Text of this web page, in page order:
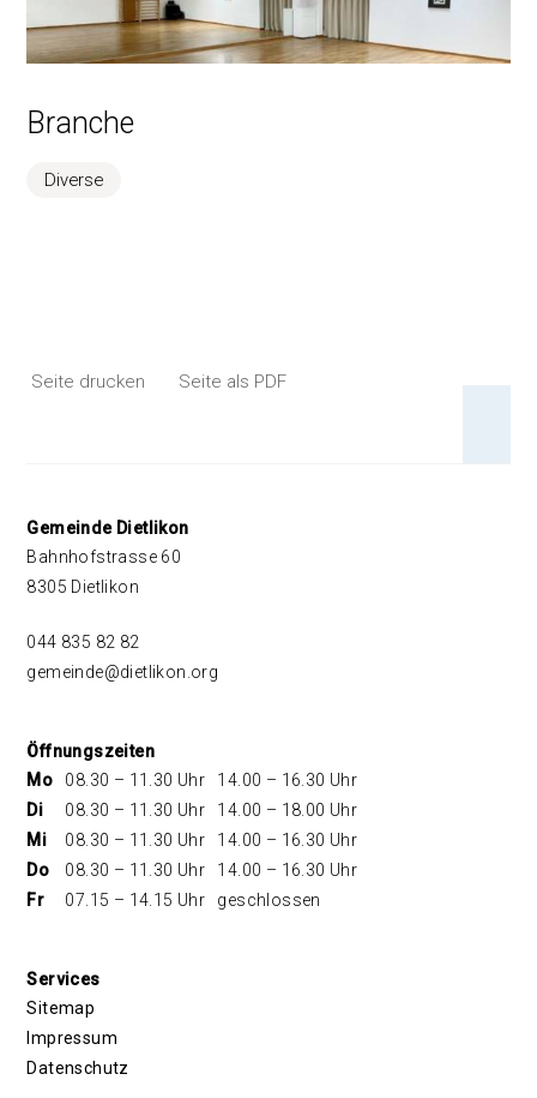
Branche
Diverse
Seite drucken Seite als PDF
Footer
Gemeinde Dietlikon
Bahnhofstrasse 60
8305 Dietlikon
044 835 82 82
gemeinde@dietlikon.org
Öffnungszeiten
Mo
08.30 – 11.30 Uhr
14.00 – 16.30 Uhr
Di
08.30 – 11.30 Uhr
14.00 – 18.00 Uhr
Mi
08.30 – 11.30 Uhr
14.00 – 16.30 Uhr
Do
08.30 – 11.30 Uhr
14.00 – 16.30 Uhr
Fr
07.15 – 14.15 Uhr geschlossen
Services
Sitemap
Impressum
Datenschutz